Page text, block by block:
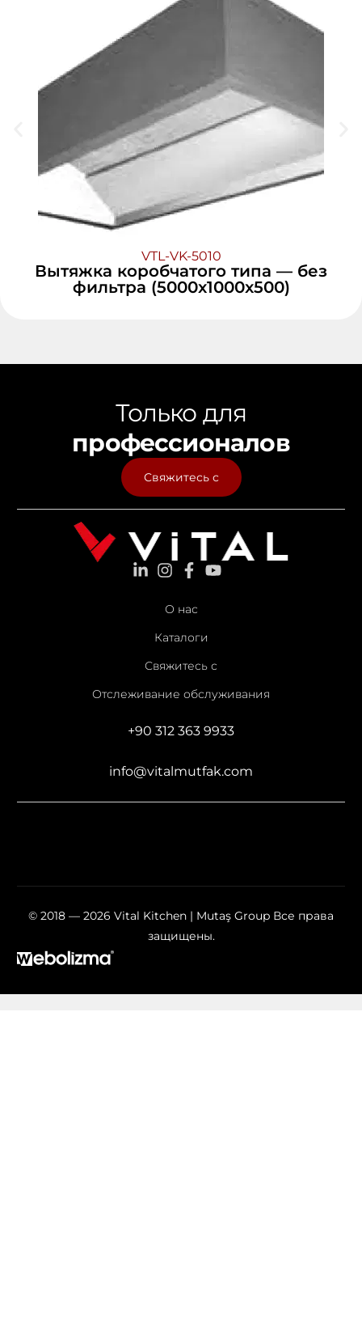
VTL-VK-5010
Вытяжка коробчатого типа — без
фильтра (5000x1000x500)
Только для
профессионалов
Свяжитесь с
О нас
Каталоги
Свяжитесь с
Отслеживание обслуживания
+90 312 363 9933
info@vitalmutfak.com
© 2018 — 2026 Vital Kitchen | Mutaş Group Все права
защищены.